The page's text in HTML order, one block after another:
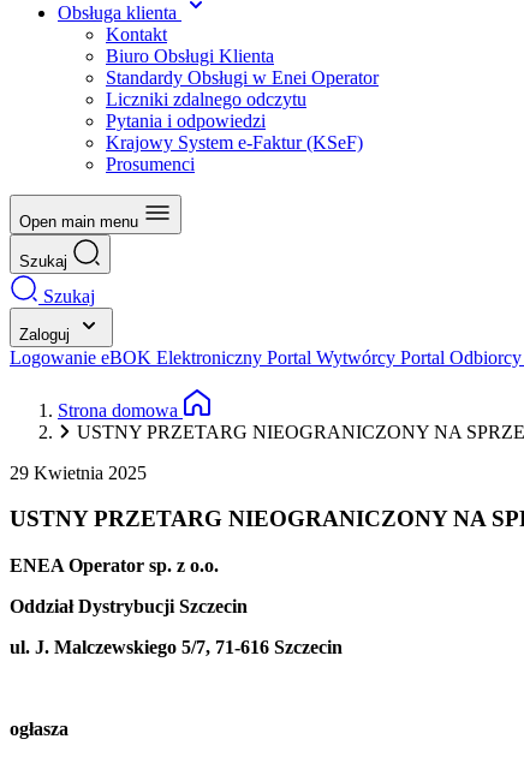
Obsługa klienta
Kontakt
Biuro Obsługi Klienta
Standardy Obsługi w Enei Operator
Liczniki zdalnego odczytu
Pytania i odpowiedzi
Krajowy System e-Faktur (KSeF)
Prosumenci
Open main menu
Szukaj
Szukaj
Zaloguj
Logowanie eBOK Elektroniczny Portal Wytwórcy Portal Odbiorcy
Strona domowa
USTNY PRZETARG NIEOGRANICZONY NA
29 Kwietnia 2025
USTNY PRZETARG NIEOGRANICZONY NA
ENEA Operator sp. z o.o.
Oddział Dystrybucji Szczecin
ul. J. Malczewskiego 5/7, 71-616 Szczecin
ogłasza